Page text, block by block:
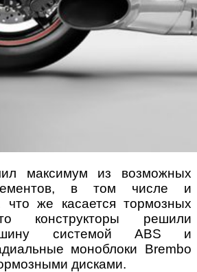
максимум из возможных
в том числе и
что же касается тормозных
конструкторы решили
системой ABS и
моноблоки Brembo
дисками.